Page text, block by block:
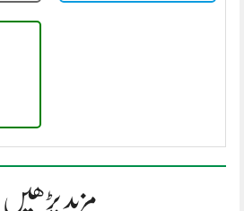
مزید پڑھیں